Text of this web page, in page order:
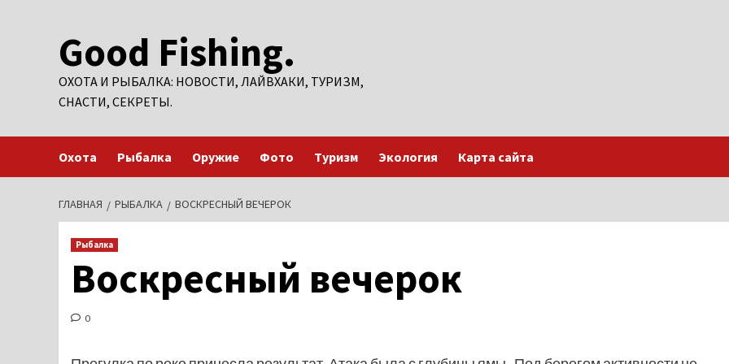
содержимомуGood Fishing.
ОХОТА И РЫБАЛКА: НОВОСТИ, ЛАЙВХАКИ, ТУРИЗМ,
СНАСТИ, СЕКРЕТЫ.
Охота Рыбалка Оружие Фото Туризм Экология Карта сайта
ГЛАВНАЯ РЫБАЛКА ВОСКРЕСНЫЙ ВЕЧЕРОК
Рыбалка
Воскресный вечерок
0